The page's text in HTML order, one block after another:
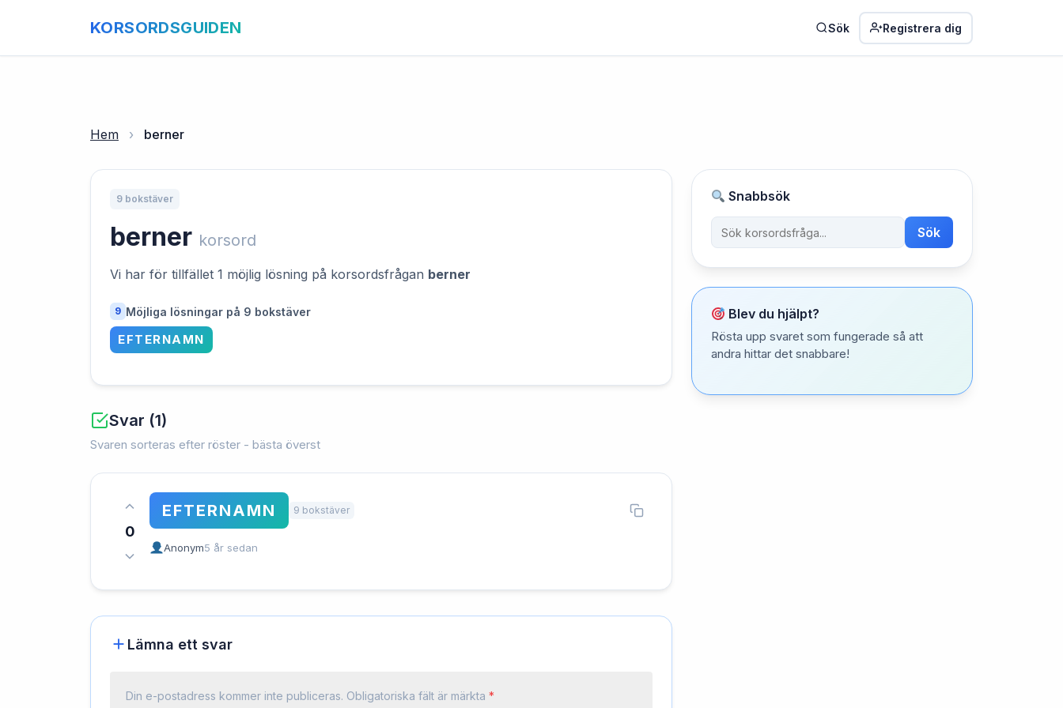
KORSORDSGUIDEN Sök Registrera dig
Hem › berner
9 bokstäver
berner korsord
Vi har för tillfället 1 möjlig lösning på korsordsfrågan berner
9 Möjliga lösningar på 9 bokstäver
EFTERNAMN
Svar (1)
Svaren sorteras efter röster - bästa överst
0
EFTERNAMN 9 bokstäver
Anonym5 år sedan
Lämna ett svar
Din e-postadress kommer inte publiceras. Obligatoriska fält är märkta *
Snabbsök
Sök
Blev du hjälpt?
Rösta upp svaret som fungerade så att
andra hittar det snabbare!